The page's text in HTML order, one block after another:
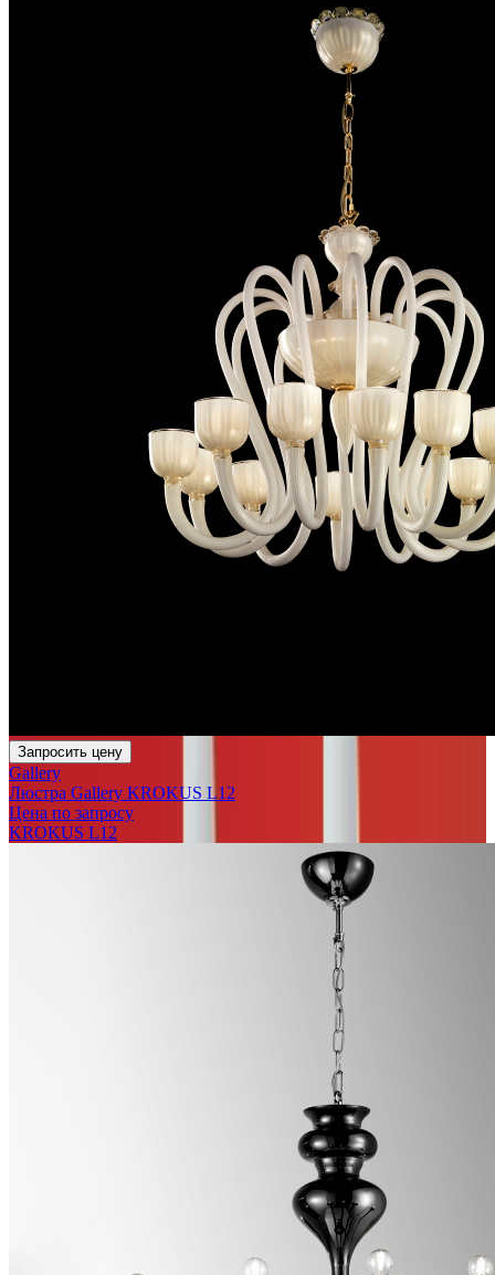
Запросить цену
Gallery
Люстра Gallery KROKUS L12
Цена по запросу
KROKUS L12